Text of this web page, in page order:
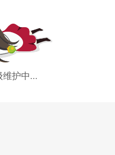
维护中...